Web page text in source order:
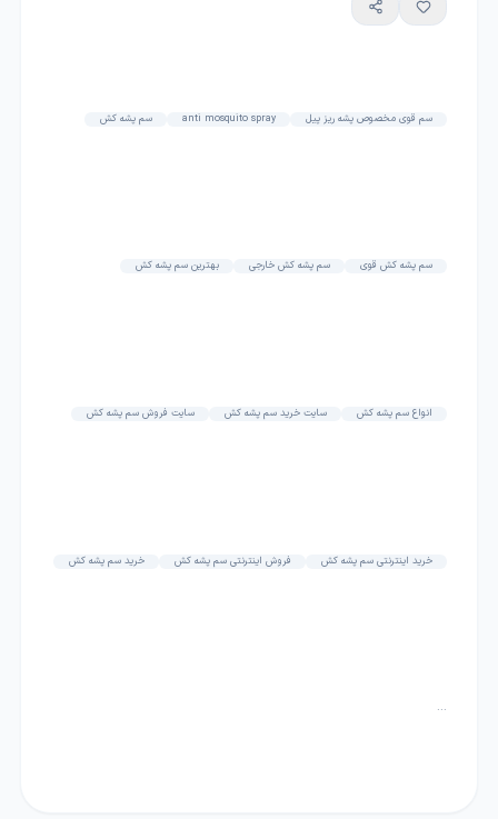
سم قوی مخصوص پشه ریز پیل anti mosquito spray سم پشه کش
سم پشه کش قوی سم پشه کش خارجی بهترین سم پشه کش
انواع سم پشه کش سایت خرید سم پشه کش سایت فروش سم پشه کش
خرید اینترنتی سم پشه کش فروش اینترنتی سم پشه کش خرید سم پشه کش
...